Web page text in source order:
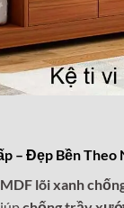
– Đẹp Bền Theo
lõi xanh